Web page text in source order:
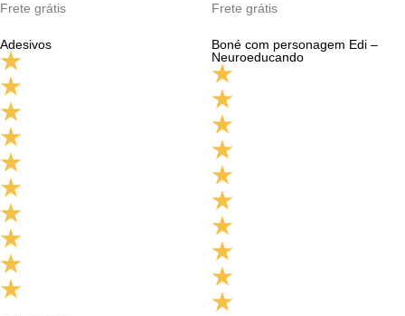
Frete grátis
Adesivos
Frete grátis
Boné com personagem Edi –
Neuroeducando